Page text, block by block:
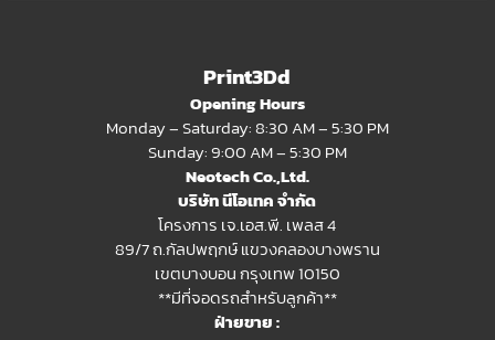
Print3Dd
Opening Hours
Monday – Saturday: 8:30 AM – 5:30 PM
Sunday: 9:00 AM – 5:30 PM
Neotech Co.,Ltd.
บริษัท นีโอเทค จำกัด
โครงการ เจ.เอส.พี. เพลส 4
89/7 ถ.กัลปพฤกษ์ แขวงคลองบางพราน
เขตบางบอน กรุงเทพ 10150
**มีที่จอดรถสำหรับลูกค้า**
ฝ่ายขาย :